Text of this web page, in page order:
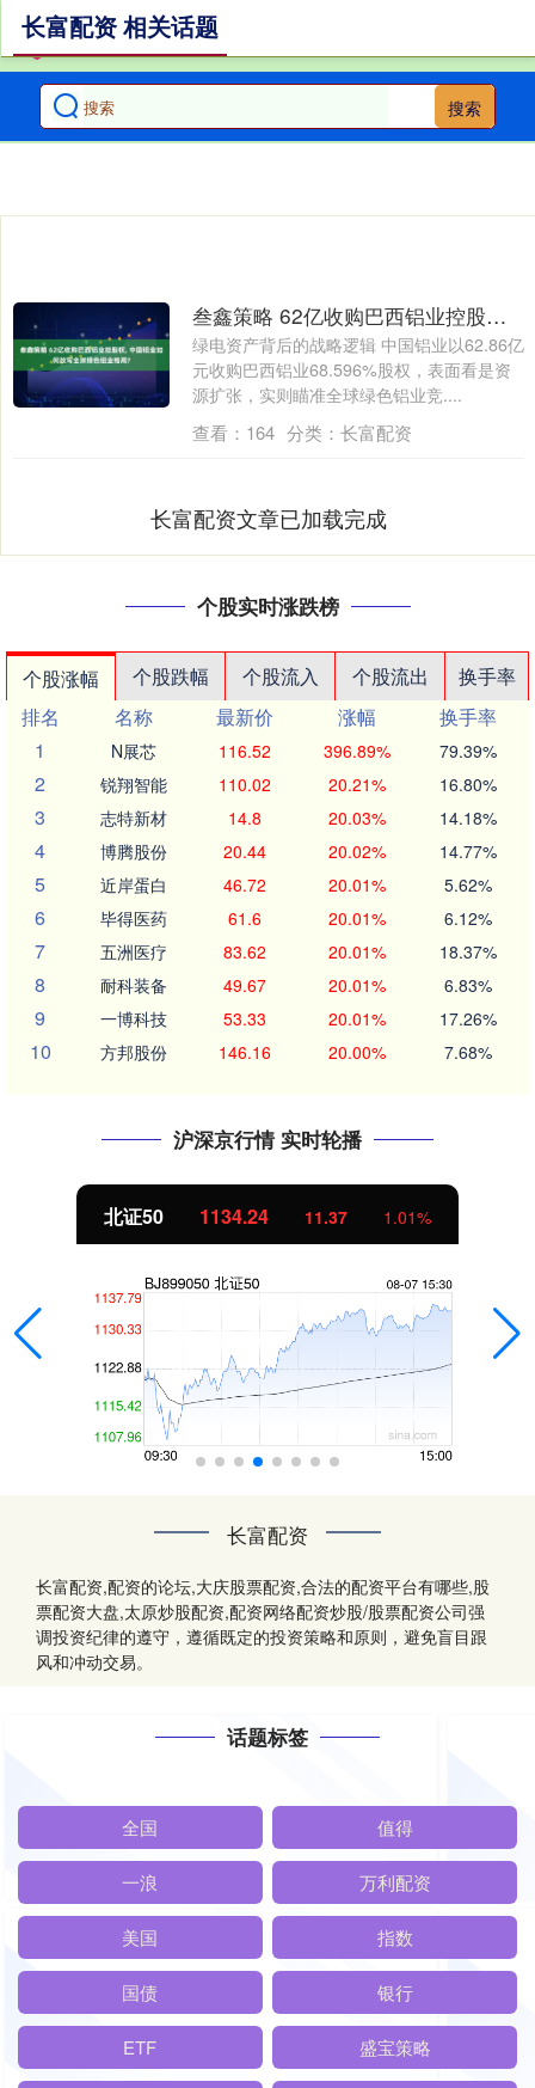
搜索
长富配资 相关话题
叁鑫策略 62亿收购巴西铝业控股权, 中国铝业如何改写全球绿色铝业格局?
绿电资产背后的战略逻辑 中国铝业以62.86亿
元收购巴西铝业68.596%股权，表面看是资
源扩张，实则瞄准全球绿色铝业竞....
查看： 164 分类： 长富配资
长富配资文章已加载完成
个股实时涨跌榜
个股涨幅 个股跌幅 个股流入 个股流出
换手率
排名
名称 最新价 涨幅
换手率
1
N展芯 116.52 396.89% 79.39%
2 锐翔智能 110.02 20.21% 16.80%
3 志特新材 14.8 20.03% 14.18%
4 博腾股份 20.44 20.02% 14.77%
5 近岸蛋白 46.72 20.01% 5.62%
6 毕得医药 61.6 20.01% 6.12%
7 五洲医疗 83.62 20.01% 18.37%
8 耐科装备 49.67 20.01% 6.83%
9 一博科技 53.33 20.01% 17.26%
10 方邦股份 146.16 20.00% 7.68%
沪深京行情 实时轮播
北证50 1134.24 11.37 1.01%
长富配资
长富配资,配资的论坛,大庆股票配资,合法的配资平台有哪些,股
票配资大盘,太原炒股配资,配资网络配资炒股/股票配资公司强
调投资纪律的遵守，遵循既定的投资策略和原则，避免盲目跟
风和冲动交易。
话题标签
全国 值得
一浪 万利配资
美国 指数
国债 银行
ETF 盛宝策略